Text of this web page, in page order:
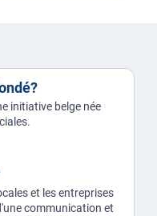
initiative belge née
et les entreprises
communication et